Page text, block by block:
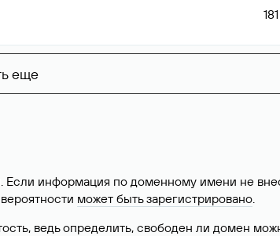
еще
информация по доменному имени не
может быть зарегистрировано.
ведь определить, свободен ли домен